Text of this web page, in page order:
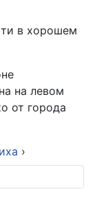
в хорошем
на левом
от города
›